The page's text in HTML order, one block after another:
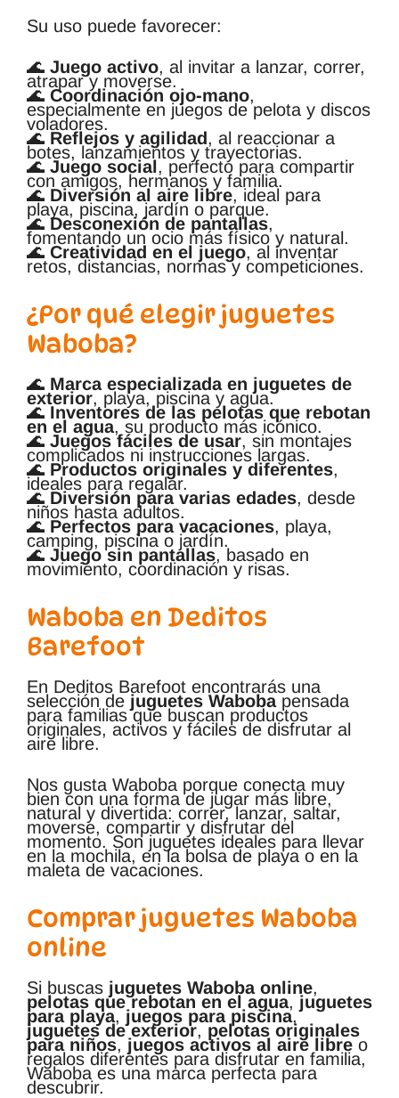
Su uso puede favorecer:
🌊 Juego activo, al invitar a lanzar, correr,
atrapar y moverse.
🌊 Coordinación ojo-mano,
especialmente en juegos de pelota y discos
voladores.
🌊 Reflejos y agilidad, al reaccionar a
botes, lanzamientos y trayectorias.
🌊 Juego social, perfecto para compartir
con amigos, hermanos y familia.
🌊 Diversión al aire libre, ideal para
playa, piscina, jardín o parque.
🌊 Desconexión de pantallas,
fomentando un ocio más físico y natural.
🌊 Creatividad en el juego, al inventar
retos, distancias, normas y competiciones.
¿Por qué elegir juguetes
Waboba?
🌊 Marca especializada en juguetes de
exterior, playa, piscina y agua.
🌊 Inventores de las pelotas que rebotan
en el agua, su producto más icónico.
🌊 Juegos fáciles de usar, sin montajes
complicados ni instrucciones largas.
🌊 Productos originales y diferentes,
ideales para regalar.
🌊 Diversión para varias edades, desde
niños hasta adultos.
🌊 Perfectos para vacaciones, playa,
camping, piscina o jardín.
🌊 Juego sin pantallas, basado en
movimiento, coordinación y risas.
Waboba en Deditos
Barefoot
En Deditos Barefoot encontrarás una
selección de juguetes Wabobapensada
para familias que buscan productos
originales, activos y fáciles de disfrutar al
aire libre.
Nos gusta Waboba porque conecta muy
bien con una forma de jugar más libre,
natural y divertida: correr, lanzar, saltar,
moverse, compartir y disfrutar del
momento. Son juguetes ideales para llevar
en la mochila, en la bolsa de playa o en la
maleta de vacaciones.
Comprar juguetes Waboba
online
Si buscas juguetes Waboba online,
pelotas que rebotan en el agua, juguetes
para playa, juegos para piscina,
juguetes de exterior, pelotas originales
para niños, juegos activos al aire libre o
regalos diferentes para disfrutar en familia,
Waboba es una marca perfecta para
descubrir.